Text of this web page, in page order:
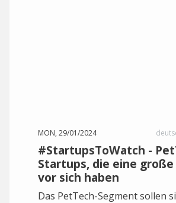
MON, 29/01/2024
#StartupsToWatch -
Startups, die eine
vor sich haben
Das PetTech-Segment sollen